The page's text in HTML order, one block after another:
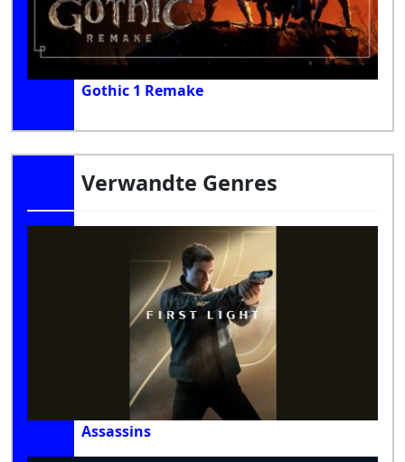
Gothic 1 Remake
Verwandte Genres
Assassins